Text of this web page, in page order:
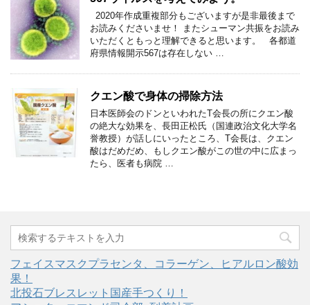
2020年作成重複部分もございますが是非最後まで
お読みくださいませ！ またシューマン共振をお読み
いただくともっと理解できると思います。 各都道
府県情報開示567は存在しない …
クエン酸で身体の掃除方法
日本医師会のドンといわれたT会長の所にクエン酸
の絶大な効果を、長田正松氏（国連政治文化大学名
誉教授）が話しにいったところ、T会長は、クエン
酸はだめだめ、もしクエン酸がこの世の中に広まっ
たら、医者も病院 …
フェイスマスクプラセンタ、コラーゲン、ヒアルロン酸効
果！
北投石ブレスレット国産手つくり！